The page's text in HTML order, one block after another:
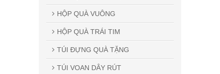
HỘP QUÀ VUÔNG
HỘP QUÀ TRÁI TIM
TÚI ĐỰNG QUÀ TẶNG
TÚI VOAN DÂY RÚT